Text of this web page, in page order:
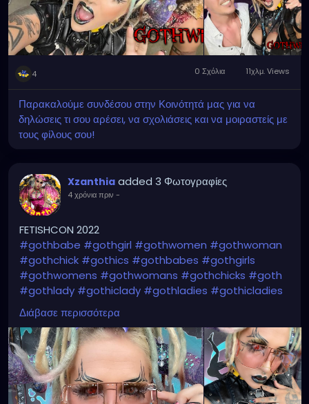
4 0 Σχόλια 11χλμ. Views
Παρακαλούμε συνδέσου στην Κοινότητά μας για να
δηλώσεις τι σου αρέσει, να σχολιάσεις και να μοιραστείς με
τους φίλους σου!
Xzanthia added 3 Φωτογραφίες
4 χρόνια πριν -
FETISHCON 2022
#gothbabe #gothgirl #gothwomen #gothwoman
#gothchick #gothics #gothbabes #gothgirls
#gothwomens #gothwomans #gothchicks #goth
#gothlady #gothiclady #gothladies #gothicladies
#gothicbabe
#gothicgirl
#gothicwoman #gothicchick
#gothicbeauty#beautifulgoth#beautifulgothic
#dreadheadedbabe
#dreadheadz
Διάβασε περισσότερα